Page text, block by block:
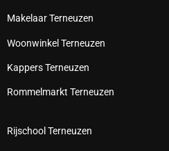
Makelaar Terneuzen
Woonwinkel Terneuzen
Kappers Terneuzen
Rommelmarkt Terneuzen
Rijschool Terneuzen